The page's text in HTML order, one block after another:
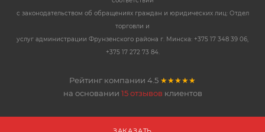
с законодательством об обращениях граждан и юридических лиц: Отдел
торговли и
услуг администрации Фрунзенского района г. Минска: +375 17 348 39 06,
+375 17 272 73 84.
Рейтинг компании 4.5 ★★★★★
на основании 15 отзывов клиентов